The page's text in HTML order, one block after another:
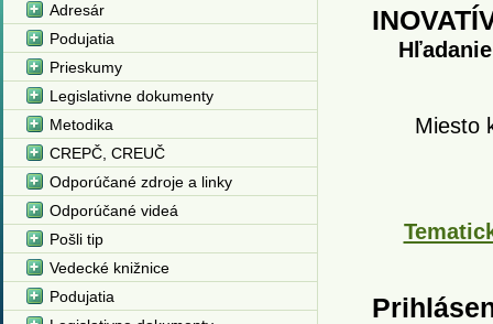
Miesto
Adresár
Podujatia
Prieskumy
Legislativne dokumenty
Metodika
CREPČ, CREUČ
Odporúčané zdroje a linky
Odporúčané videá
Pošli tip
Vedecké knižnice
Podujatia